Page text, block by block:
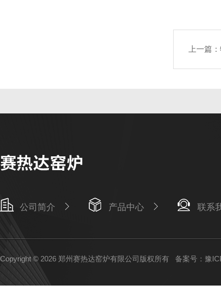
上一篇：
公司简介 产品中心 联系
Copyright © 2026 郑州赛热达窑炉有限公司版权所有 备案号：豫